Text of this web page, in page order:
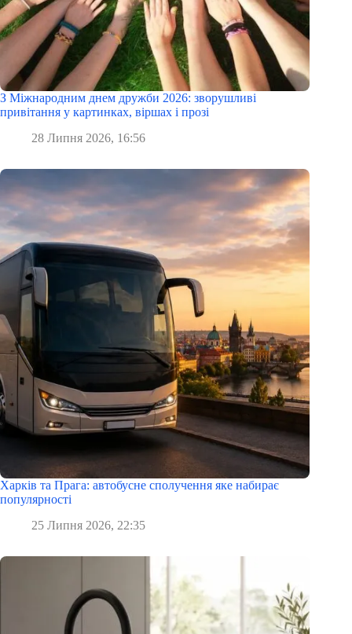
З Міжнародним днем дружби 2026: зворушливі
привітання у картинках, віршах і прозі
28 Липня 2026, 16:56
Харків та Прага: автобусне сполучення яке набирає
популярності
25 Липня 2026, 22:35